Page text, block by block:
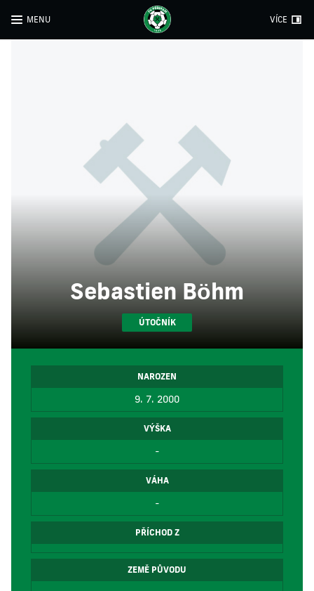
MENU VÍCE
Sebastien Böhm
ÚTOČNÍK
NAROZEN
9. 7. 2000
VÝŠKA
-
VÁHA
-
PŘÍCHOD Z
ZEMĚ PŮVODU